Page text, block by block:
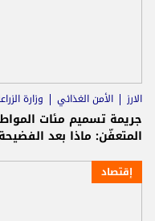
الارز الأمن الغذائي وزارة
جريمة تسميم مئات
المتعفّن: ماذا بعد
إقتصاد